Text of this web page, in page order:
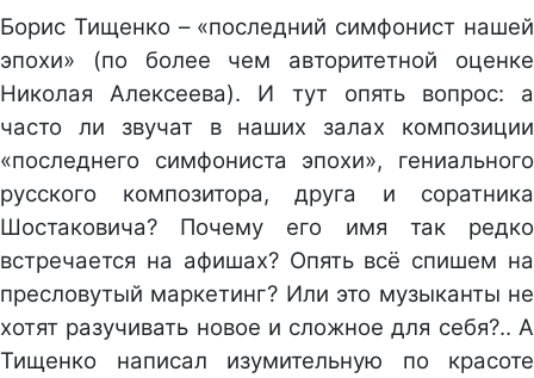
Борис Тищенко – «последний симфонист нашей
эпохи» (по более чем авторитетной оценке
Николая Алексеева). И тут опять вопрос: а
часто ли звучат в наших залах композиции
«последнего симфониста эпохи», гениального
русского композитора, друга и соратника
Шостаковича? Почему его имя так редко
встречается на афишах? Опять всё спишем на
пресловутый маркетинг? Или это музыканты не
хотят разучивать новое и сложное для себя?.. А
Тищенко написал изумительную по красоте